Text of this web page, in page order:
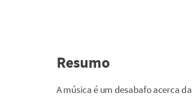
Resumo
A música é um desabafo acerca da